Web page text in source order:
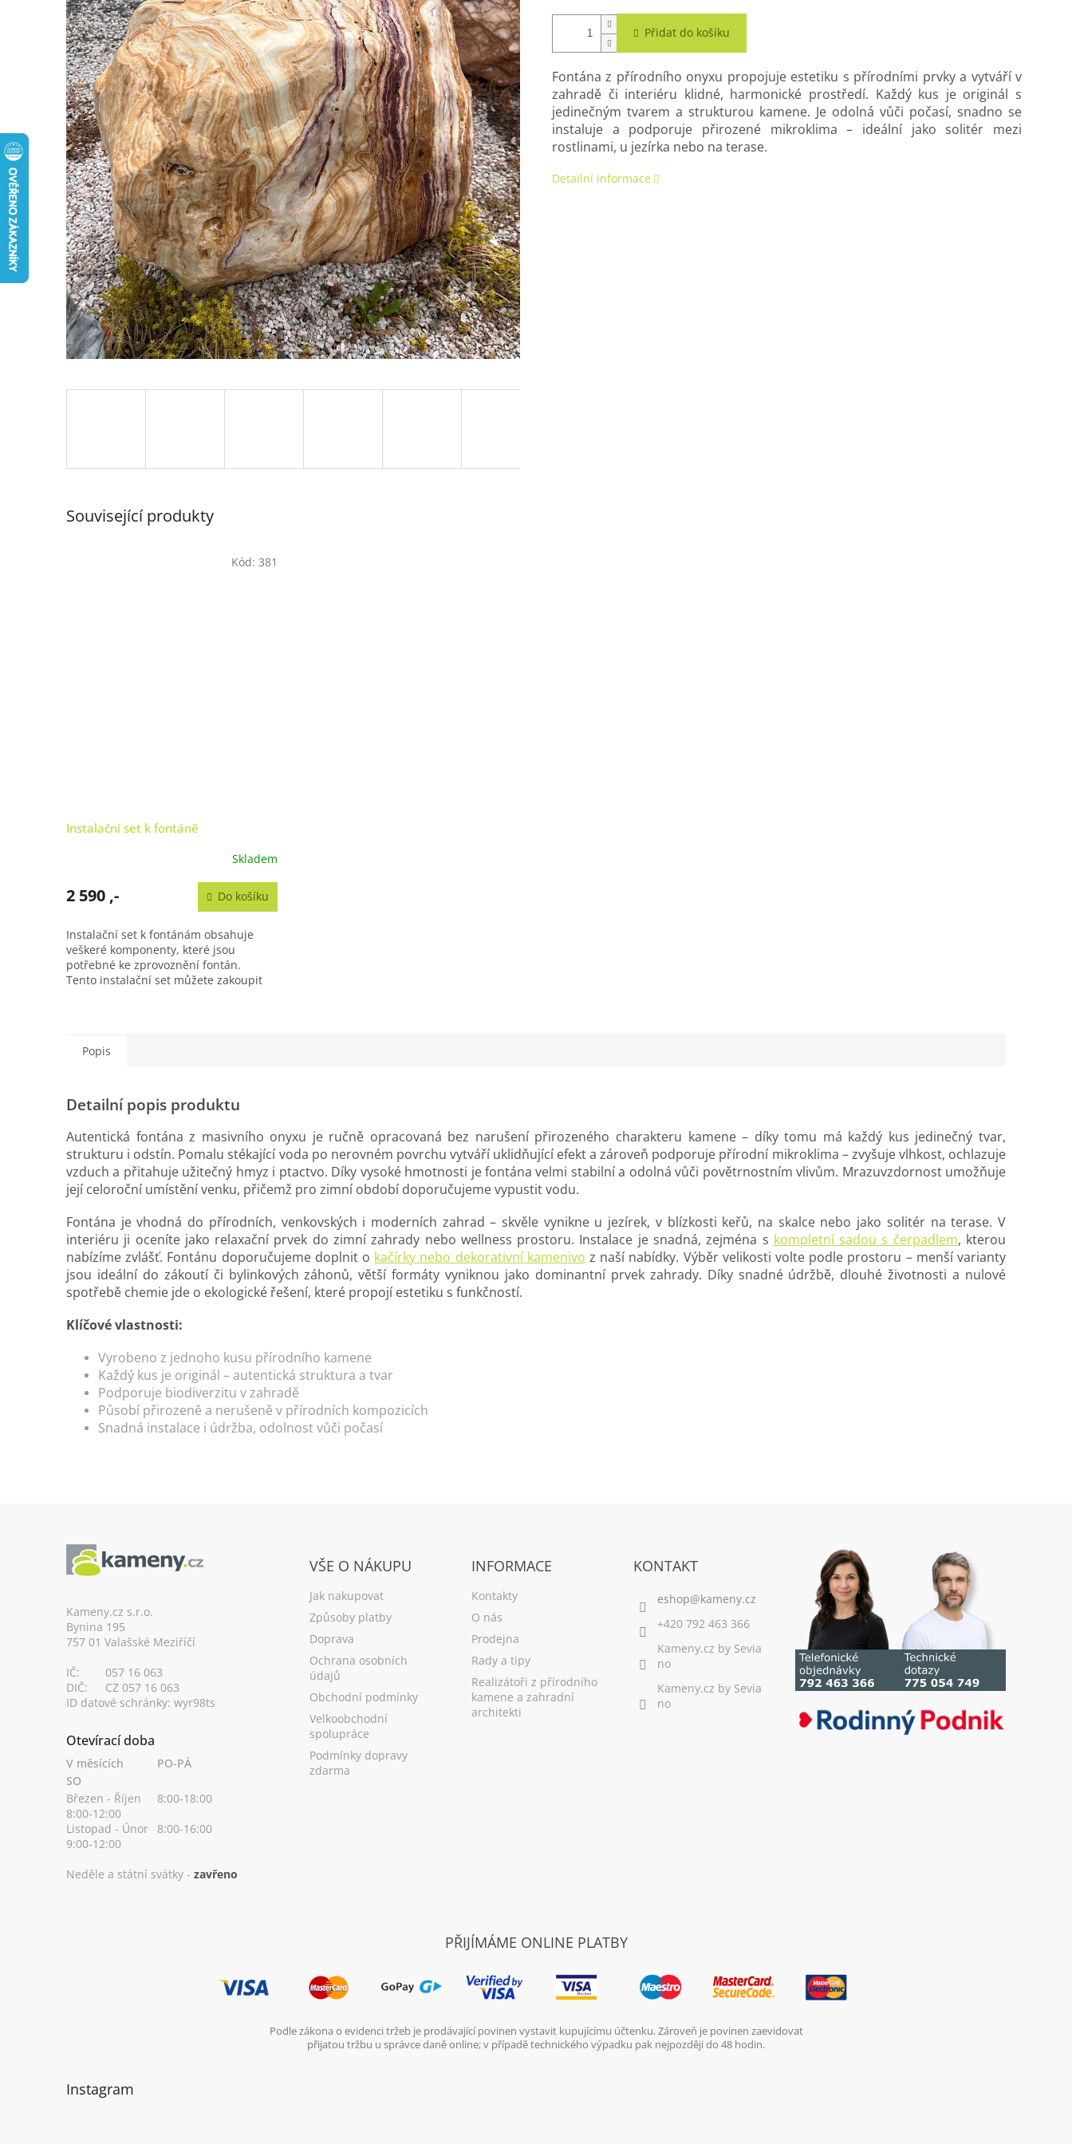
Přidat do košíku
Fontána z přírodního onyxu propojuje estetiku s přírodními prvky a vytváří v
zahradě či interiéru klidné, harmonické prostředí. Každý kus je originál s
jedinečným tvarem a strukturou kamene. Je odolná vůči počasí, snadno se
instaluje a podporuje přirozené mikroklima – ideální jako solitér mezi
rostlinami, u jezírka nebo na terase.
Detailní informace
Související produkty
Instalační set k fontáně
Skladem
2 590 ,- Do košíku
Instalační set k fontánám obsahuje
veškeré komponenty, které jsou
potřebné ke zprovoznění fontán.
Tento instalační set můžete zakoupit
Kód: 381
Popis
Detailní popis produktu
Autentická fontána z masivního onyxu je ručně opracovaná bez narušení přirozeného charakteru kamene – díky tomu má každý kus jedinečný tvar,
strukturu i odstín. Pomalu stékající voda po nerovném povrchu vytváří uklidňující efekt a zároveň podporuje přírodní mikroklima – zvyšuje vlhkost, ochlazuje
vzduch a přitahuje užitečný hmyz i ptactvo. Díky vysoké hmotnosti je fontána velmi stabilní a odolná vůči povětrnostním vlivům. Mrazuvzdornost umožňuje
její celoroční umístění venku, přičemž pro zimní období doporučujeme vypustit vodu.
Fontána je vhodná do přírodních, venkovských i moderních zahrad – skvěle vynikne u jezírek, v blízkosti keřů, na skalce nebo jako solitér na terase. V
interiéru ji oceníte jako relaxační prvek do zimní zahrady nebo wellness prostoru. Instalace je snadná, zejména s kompletní sadou s čerpadlem, kterou
nabízíme zvlášť. Fontánu doporučujeme doplnit o kačírky nebo dekorativní kamenivo z naší nabídky. Výběr velikosti volte podle prostoru – menší varianty
jsou ideální do zákoutí či bylinkových záhonů, větší formáty vyniknou jako dominantní prvek zahrady. Díky snadné údržbě, dlouhé životnosti a nulové
spotřebě chemie jde o ekologické řešení, které propojí estetiku s funkčností.
Klíčové vlastnosti:
Vyrobeno z jednoho kusu přírodního kamene
Každý kus je originál – autentická struktura a tvar
Podporuje biodiverzitu v zahradě
Působí přirozeně a nerušeně v přírodních kompozicích
Snadná instalace i údržba, odolnost vůči počasí
Kameny.cz s.r.o.
Bynina 195
757 01 Valašské Meziříčí
IČ:
057 16 063
DIČ:
CZ 057 16 063
ID datové schránky: wyr98ts
Otevírací doba
V měsících
PO-PÁ
SO
Březen - Říjen
8:00-18:00
8:00-12:00
Listopad - Únor 8:00-16:00
9:00-12:00
Neděle a státní svátky - zavřeno
VŠE O NÁKUPU
Jak nakupovat
Způsoby platby
Doprava
Ochrana osobních
údajů
Obchodní podmínky
Velkoobchodní
spolupráce
Podmínky dopravy
zdarma
INFORMACE
Kontakty
O nás
Prodejna
Rady a tipy
Realizátoři z přírodního
kamene a zahradní
architekti
KONTAKT
+420 792 463 366
Kameny.cz by Sevia
no
Kameny.cz by Sevia
no
PŘIJÍMÁME ONLINE PLATBY
Podle zákona o evidenci tržeb je prodávající povinen vystavit kupujícímu účtenku. Zároveň je povinen zaevidovat
přijatou tržbu u správce daně online; v případě technického výpadku pak nejpozději do 48 hodin.
Instagram